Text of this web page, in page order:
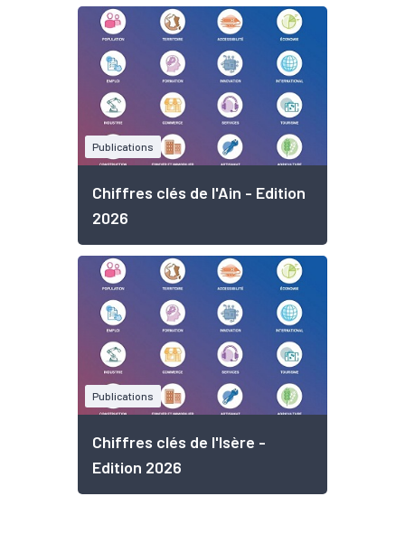
Publications
Chiffres clés de l'Ain - Edition
2026
Publications
Chiffres clés de l'Isère -
Edition 2026